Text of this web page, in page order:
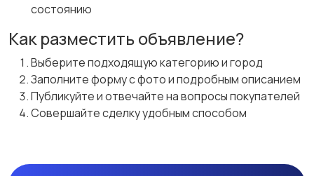
состоянию
Как разместить объявление?
Выберите подходящую категорию и город
Заполните форму с фото и подробным описанием
Публикуйте и отвечайте на вопросы покупателей
Совершайте сделку удобным способом